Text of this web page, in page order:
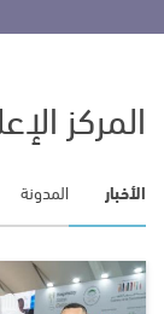
المركز
الأخبار المدونة